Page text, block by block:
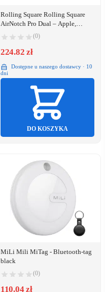
Rolling Square Rolling Square
AirNotch Pro Dual – Apple,
Android Bluetooth Tracker
(0)
224.82 zł
Dostępne u naszego dostawcy · 10
dni
DO KOSZYKA
MiLi Mili MiTag - Bluetooth-tag
black
(0)
110.04 zł